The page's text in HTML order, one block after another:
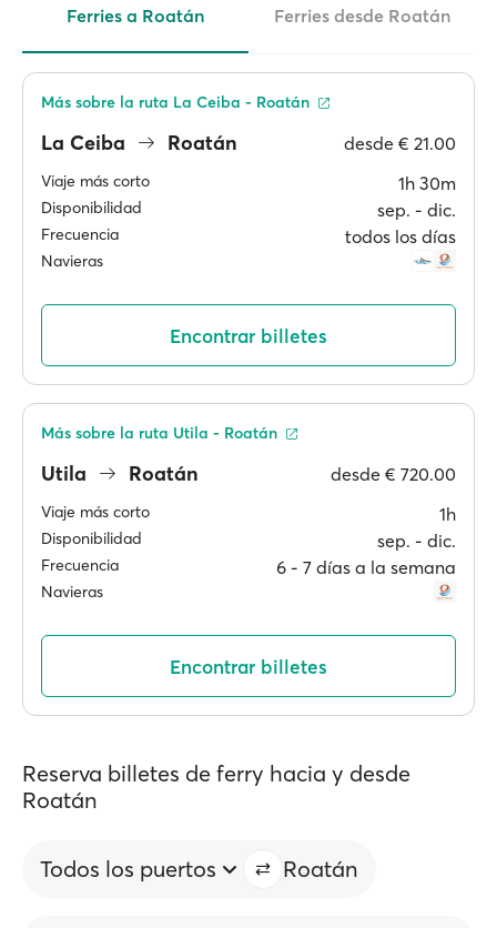
Ferries a Roatán Ferries desde Roatán
La Ceiba Roatán desde € 21.00
Viaje más corto 1h 30m
Disponibilidad sep. ‐ dic.
Frecuencia todos los días
Navieras
Más sobre la ruta La Ceiba - Roatán
Encontrar billetes
Utila Roatán desde € 720.00
Viaje más corto 1h
Disponibilidad sep. ‐ dic.
Frecuencia 6 ‐ 7 días a la semana
Navieras
Más sobre la ruta Utila - Roatán
Encontrar billetes
Reserva billetes de ferry hacia y desde
Roatán
Todos los puertos Roatán